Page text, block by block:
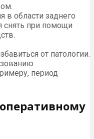
области заднего
снять при помощи
от патологии.
период